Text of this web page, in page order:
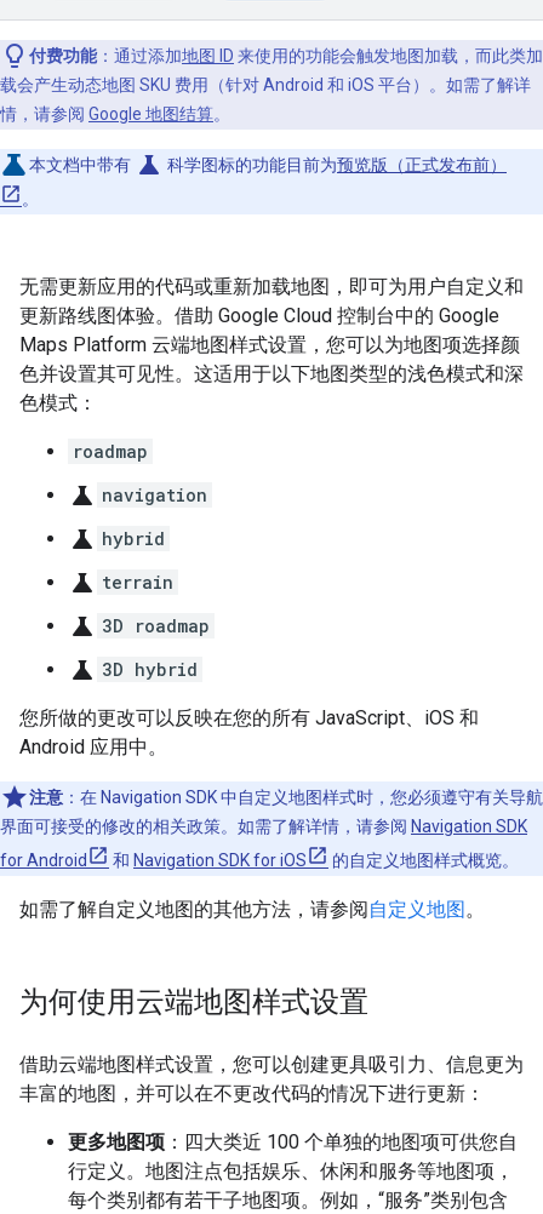
付费功能：通过添加地图 ID 来使用的功能会触发地图加载，而此类加
载会产生动态地图 SKU 费用（针对 Android 和 iOS 平台）。如需了解详
情，请参阅 Google 地图结算。
本文档中带有 science 科学图标的功能目前为预览版（正式发布前）
。
无需更新应用的代码或重新加载地图，即可为用户自定义和
更新路线图体验。借助 Google Cloud 控制台中的 Google
Maps Platform 云端地图样式设置，您可以为地图项选择颜
色并设置其可见性。这适用于以下地图类型的浅色模式和深
色模式：
roadmap
science navigation
science hybrid
science terrain
science 3D roadmap
science 3D hybrid
您所做的更改可以反映在您的所有 JavaScript、iOS 和
Android 应用中。
注意 ：在 Navigation SDK 中自定义地图样式时，您必须遵守有关导航
界面可接受的修改的相关政策。如需了解详情，请参阅 Navigation SDK
for Android
和 Navigation SDK for iOS 的自定义地图样式概览。
如需了解自定义地图的其他方法，请参阅自定义地图。
为何使用云端地图样式设置
借助云端地图样式设置，您可以创建更具吸引力、信息更为
丰富的地图，并可以在不更改代码的情况下进行更新：
更多地图项 ：四大类近 100 个单独的地图项可供您自
行定义。地图注点包括娱乐、休闲和服务等地图项，
每个类别都有若干子地图项。例如，“服务”类别包含